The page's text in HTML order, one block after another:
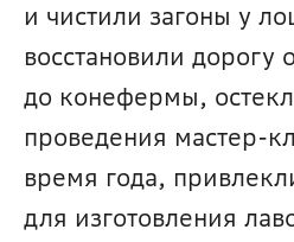
и чистили загоны у
восстановили дорогу
до конефермы,
проведения мастер-
время года,
для изготовления